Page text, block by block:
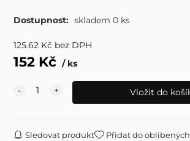
Dostupnost: skladem 0 ks
125.62 Kč bez DPH
152Kč ks
Sledovat produkt Přidat do oblíbených